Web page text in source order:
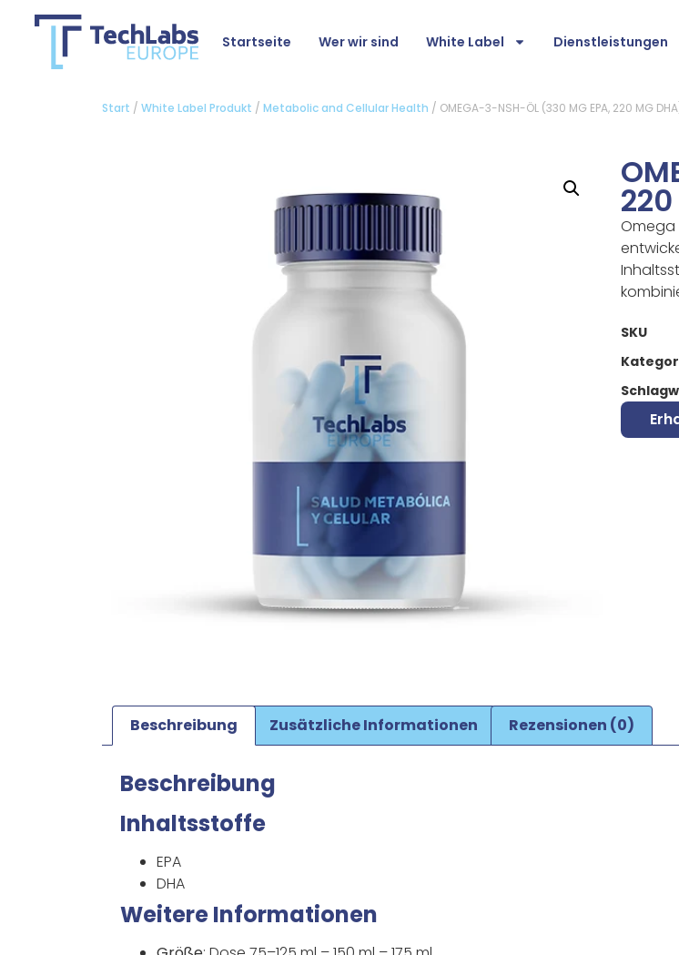
Startseite Wer wir sind White Label Dienstleistungen
Start / White Label Produkt / Metabolic and Cellular Health / OMEGA-3-NSH-ÖL (330 MG EPA, 220 MG
Omega
SKU
Beschreibung Zusätzliche Informationen Rezensionen (0)
Beschreibung
Inhaltsstoffe
EPA
DHA
Weitere Informationen